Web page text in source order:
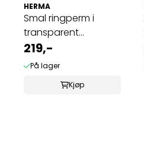
HERMA
Smal ringperm i
transparent
plastmateriale A4, ...
219,-
På lager
Kjøp